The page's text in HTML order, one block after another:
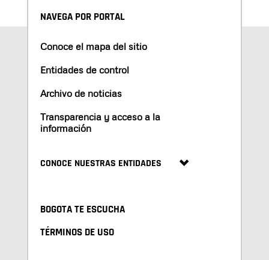
NAVEGA POR PORTAL
Conoce el mapa del sitio
Entidades de control
Archivo de noticias
Transparencia y acceso a la
información
CONOCE NUESTRAS ENTIDADES
BOGOTA TE ESCUCHA
TÉRMINOS DE USO